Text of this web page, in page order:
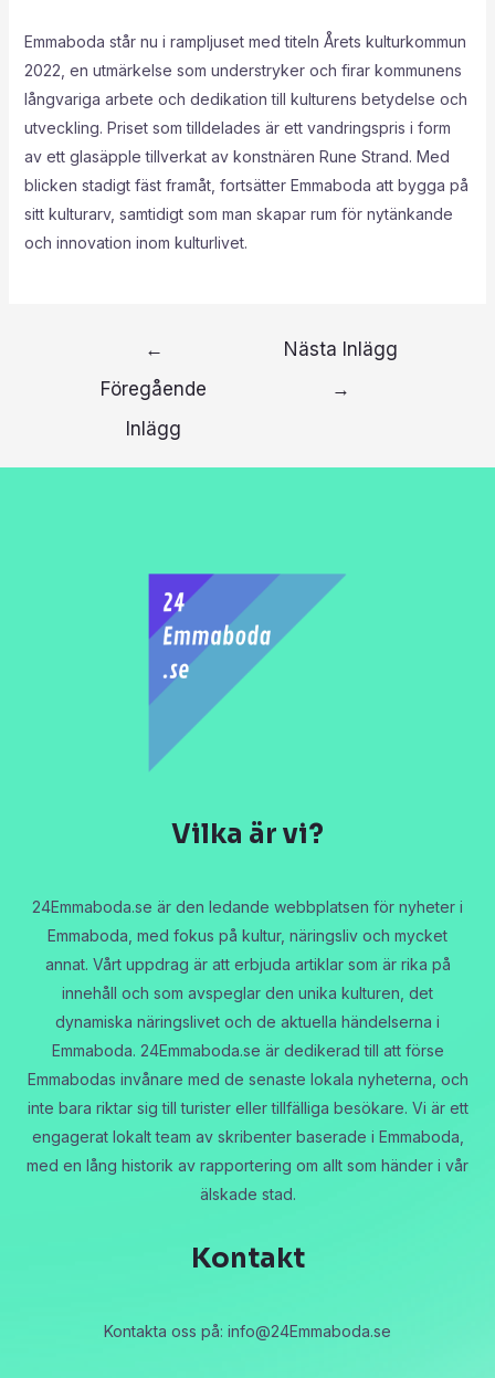
Emmaboda står nu i rampljuset med titeln Årets kulturkommun
2022, en utmärkelse som understryker och firar kommunens
långvariga arbete och dedikation till kulturens betydelse och
utveckling. Priset som tilldelades är ett vandringspris i form
av ett glasäpple tillverkat av konstnären Rune Strand. Med
blicken stadigt fäst framåt, fortsätter Emmaboda att bygga på
sitt kulturarv, samtidigt som man skapar rum för nytänkande
och innovation inom kulturlivet.
←
Föregående
Inlägg
Nästa Inlägg
→
Vilka är vi?
24Emmaboda.se är den ledande webbplatsen för nyheter i
Emmaboda, med fokus på kultur, näringsliv och mycket
annat. Vårt uppdrag är att erbjuda artiklar som är rika på
innehåll och som avspeglar den unika kulturen, det
dynamiska näringslivet och de aktuella händelserna i
Emmaboda. 24Emmaboda.se är dedikerad till att förse
Emmabodas invånare med de senaste lokala nyheterna, och
inte bara riktar sig till turister eller tillfälliga besökare. Vi är ett
engagerat lokalt team av skribenter baserade i Emmaboda,
med en lång historik av rapportering om allt som händer i vår
älskade stad.
Kontakt
Kontakta oss på: info@24Emmaboda.se